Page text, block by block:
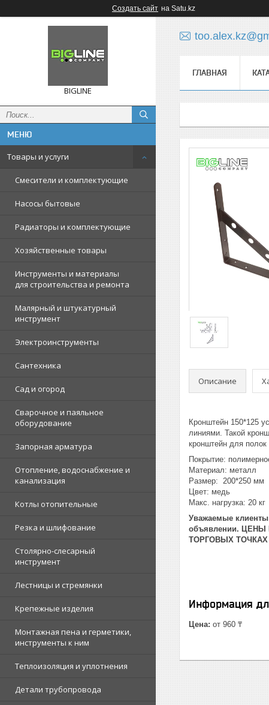
Создать сайт на Satu.kz
BIGLINE
Товары и услуги
Смесители и комплектующие
Насосы бытовые
Радиаторы и комплектующие
Хозяйственные товары
Инструменты и материалы
для строительства и ремонта
Малярный и штукатурный
инструмент
Электроинструменты
Сантехника
Сад и огород
Сварочное и паяльное
оборудование
Запорная арматура
Отопление, водоснабжение и
канализация
Котлы отопительные
Резка и шлифование
Столярно-слесарный
инструмент
Лестницы и стремянки
Крепежные изделия
Монтажная пена и герметики,
инструменты к ним
Теплоизоляция и уплотнения
Детали трубопровода
ГЛАВНАЯ
Описание
Кронштейн 150*125
линиями. Такой
кронштейн для полок
Покрытие:
Материал: металл
Размер: 200*250 мм
Цвет: медь
Макс. нагрузка: 20 кг
Уважаемые
объявлении.
ТОРГОВЫХ ТОЧКАХ
Информация
Цена: от 960 ₸